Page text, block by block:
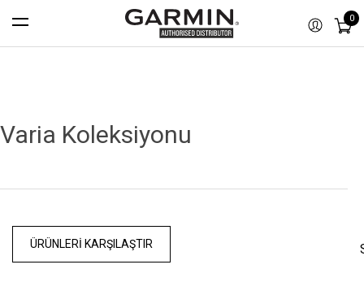
0
Varia Koleksiyonu
ÜRÜNLERI KARŞILAŞTIR